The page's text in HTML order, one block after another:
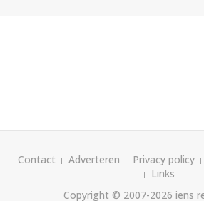
Contact Adverteren Privacy policy
Links
Copyright © 2007-2026 iens